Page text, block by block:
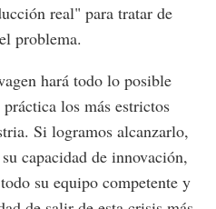
real" para tratar de
problema.
hará todo lo posible
los más estrictos
Si logramos alcanzarlo,
capacidad de innovación,
su equipo competente y